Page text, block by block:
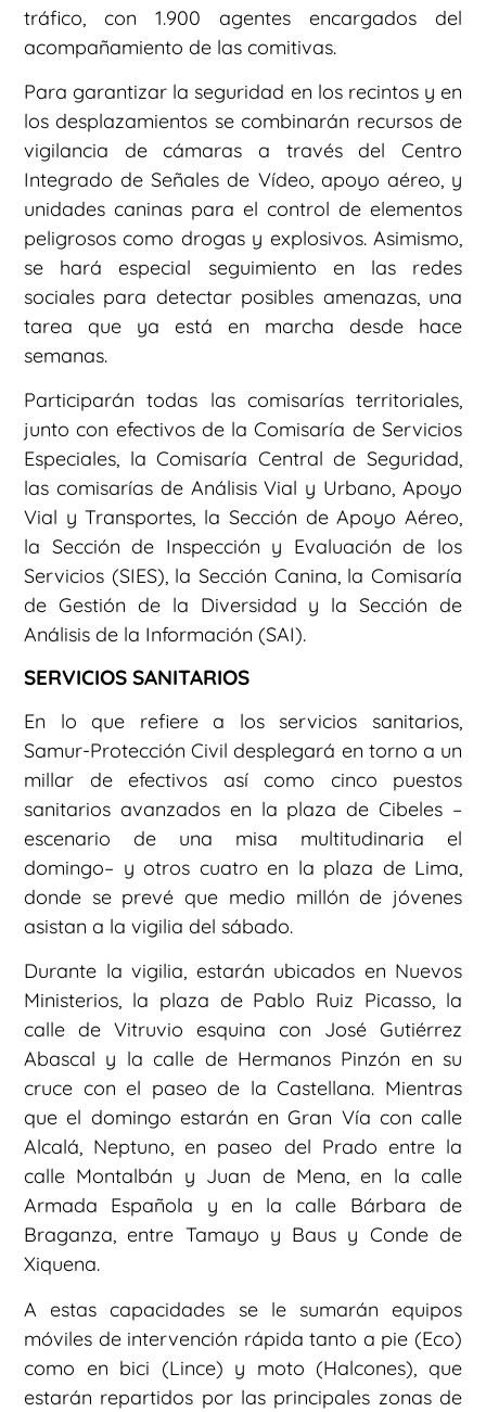
tráfico, con 1.900 agentes encargados del
acompañamiento de las comitivas.
Para garantizar la seguridad en los recintos y en
los desplazamientos se combinarán recursos de
vigilancia de cámaras a través del Centro
Integrado de Señales de Vídeo, apoyo aéreo, y
unidades caninas para el control de elementos
peligrosos como drogas y explosivos. Asimismo,
se hará especial seguimiento en las redes
sociales para detectar posibles amenazas, una
tarea que ya está en marcha desde hace
semanas.
Participarán todas las comisarías territoriales,
junto con efectivos de la Comisaría de Servicios
Especiales, la Comisaría Central de Seguridad,
las comisarías de Análisis Vial y Urbano, Apoyo
Vial y Transportes, la Sección de Apoyo Aéreo,
la Sección de Inspección y Evaluación de los
Servicios (SIES), la Sección Canina, la Comisaría
de Gestión de la Diversidad y la Sección de
Análisis de la Información (SAI).
SERVICIOS SANITARIOS
En lo que refiere a los servicios sanitarios,
Samur-Protección Civil desplegará en torno a un
millar de efectivos así como cinco puestos
sanitarios avanzados en la plaza de Cibeles –
escenario de una misa multitudinaria el
domingo– y otros cuatro en la plaza de Lima,
donde se prevé que medio millón de jóvenes
asistan a la vigilia del sábado.
Durante la vigilia, estarán ubicados en Nuevos
Ministerios, la plaza de Pablo Ruiz Picasso, la
calle de Vitruvio esquina con José Gutiérrez
Abascal y la calle de Hermanos Pinzón en su
cruce con el paseo de la Castellana. Mientras
que el domingo estarán en Gran Vía con calle
Alcalá, Neptuno, en paseo del Prado entre la
calle Montalbán y Juan de Mena, en la calle
Armada Española y en la calle Bárbara de
Braganza, entre Tamayo y Baus y Conde de
Xiquena.
A estas capacidades se le sumarán equipos
móviles de intervención rápida tanto a pie (Eco)
como en bici (Lince) y moto (Halcones), que
estarán repartidos por las principales zonas de